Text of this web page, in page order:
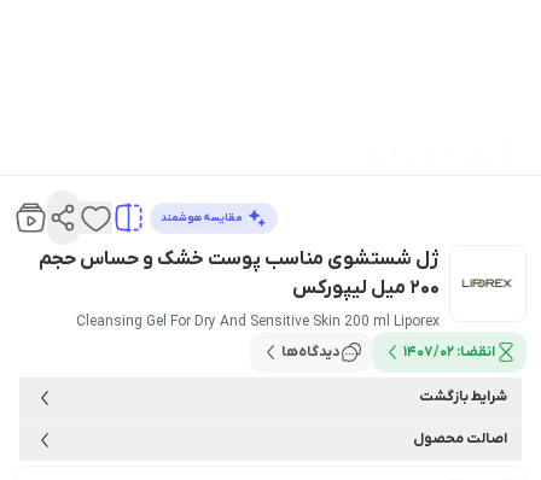
مقایسه هوشمند
ژل شستشوی مناسب پوست خشک و حساس حجم
200 میل لیپورکس
Cleansing Gel For Dry And Sensitive Skin 200 ml Liporex
انقضا:1407/02 دیدگاه‌ها
شرایط بازگشت
اصالت محصول